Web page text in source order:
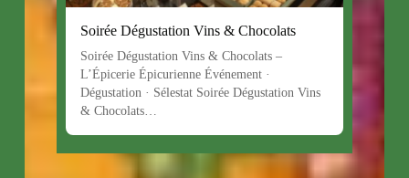
Soirée Dégustation Vins & Chocolats
Soirée Dégustation Vins & Chocolats –
L’Épicerie Épicurienne Événement ·
Dégustation · Sélestat Soirée Dégustation Vins
& Chocolats…